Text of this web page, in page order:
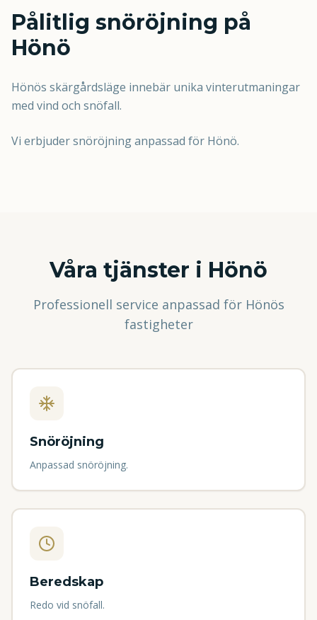
Pålitlig snöröjning på
Hönö
Hönös skärgårdsläge innebär unika vinterutmaningar
med vind och snöfall.
Vi erbjuder snöröjning anpassad för Hönö.
Våra tjänster i Hönö
Professionell service anpassad för Hönös
fastigheter
Snöröjning
Anpassad snöröjning.
Beredskap
Redo vid snöfall.